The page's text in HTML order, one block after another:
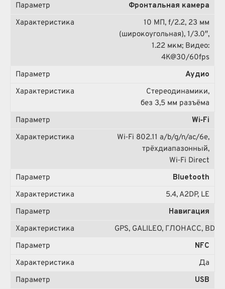
Фронтальная камера
10 МП, f/2.2, 23 мм
(широкоугольная), 1/3.0″,
1.22 мкм; Видео:
4K@30/60fps
Аудио
Стереодинамики,
без 3,5 мм разъёма
Wi‑Fi
Wi‑Fi 802.11 a/b/g/n/ac/6e,
трёхдиапазонный,
Wi‑Fi Direct
Bluetooth
5.4, A2DP, LE
Навигация
GPS, GALILEO, ГЛОНАСС, BDS,
NFC
Да
USB